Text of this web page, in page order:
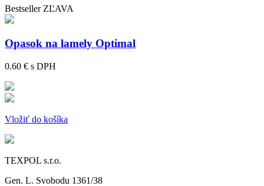
Bestseller ZĽAVA
Opasok na lamely Optimal
0.60 € s DPH
Vložiť do košíka
TEXPOL s.r.o.
Gen. L. Svobodu 1361/38